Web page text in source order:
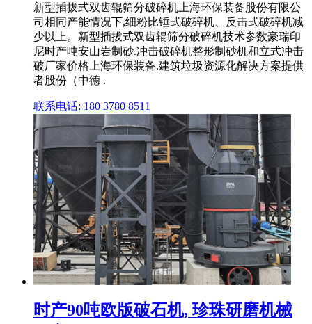
新型插拔式双齿辊筛分破碎机上海环保装备股份有限公
司相同产能情况下,细粉比锤式破碎机、反击式破碎机减
少以上。新型插拔式双齿辊筛分破碎机技术参数豪瑞印
尼时产吨安山岩制砂.冲击破碎机整形制砂机和立式冲击
破厂家价格上海环保装备.建筑垃圾资源化解决方案提供
者股份（中德 .
联系电话: 180 3780 8511
时产90吨欧版破石机, 珍珠研磨机械